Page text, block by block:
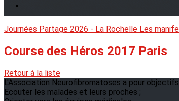
Journées Partage 2026 - La Rochelle Les
Course des Héros 2017 Paris
Retour à la liste
L'Association Neurofibromatoses a pour
Ecouter les malades et leurs proches ;